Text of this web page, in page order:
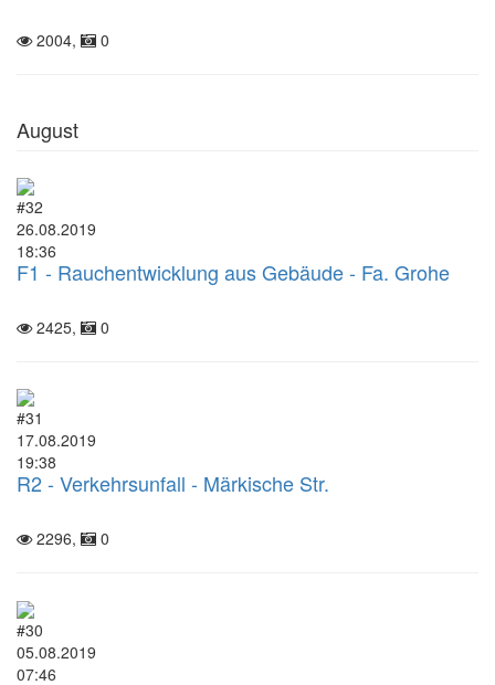
2004, 0
August
#32
26.08.2019
18:36
F1 - Rauchentwicklung aus Gebäude - Fa. Grohe
2425, 0
#31
17.08.2019
19:38
R2 - Verkehrsunfall - Märkische Str.
2296, 0
#30
05.08.2019
07:46